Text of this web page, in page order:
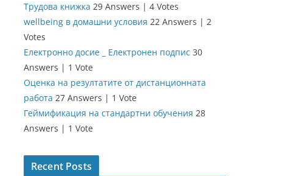
Трудова книжка 29 Answers | 4 Votes
wellbeing в домашни условия 22 Answers | 2
Votes
Електронно досие _ Електронен подпис 30
Answers | 1 Vote
Оценка на резултатите от дистанционната
работа 27 Answers | 1 Vote
Геймификация на стандартни обучения 28
Answers | 1 Vote
Recent Posts